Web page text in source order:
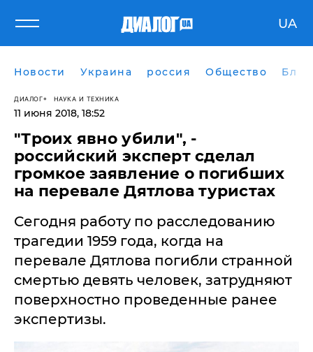
UA
Новости Украина россия Общество
ДИАЛОГ НАУКА И ТЕХНИКА
11 июня 2018, 18:52
"Троих явно убили", -
российский эксперт сделал
громкое заявление о погибших
на перевале Дятлова туристах
Сегодня работу по расследованию
трагедии 1959 года, когда на
перевале Дятлова погибли странной
смертью девять человек, затрудняют
поверхностно проведенные ранее
экспертизы.